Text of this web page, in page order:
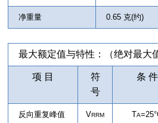
净重量 0.65 克(约)
最大额定值与特性：（绝对最大
项 目
符
号
条 件
反向重复峰值
VRRM TA